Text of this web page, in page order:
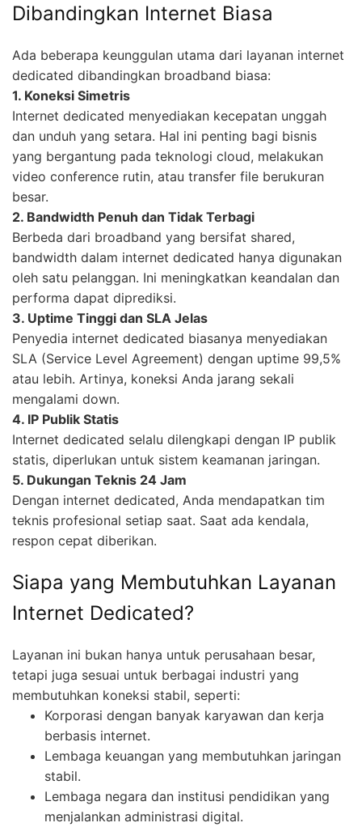
Dibandingkan Internet Biasa
Ada beberapa keunggulan utama dari layanan internet
dedicated dibandingkan broadband biasa:
1. Koneksi Simetris
Internet dedicated menyediakan kecepatan unggah
dan unduh yang setara. Hal ini penting bagi bisnis
yang bergantung pada teknologi cloud, melakukan
video conference rutin, atau transfer file berukuran
besar.
2. Bandwidth Penuh dan Tidak Terbagi
Berbeda dari broadband yang bersifat shared,
bandwidth dalam internet dedicated hanya digunakan
oleh satu pelanggan. Ini meningkatkan keandalan dan
performa dapat diprediksi.
3. Uptime Tinggi dan SLA Jelas
Penyedia internet dedicated biasanya menyediakan
SLA (Service Level Agreement) dengan uptime 99,5%
atau lebih. Artinya, koneksi Anda jarang sekali
mengalami down.
4. IP Publik Statis
Internet dedicated selalu dilengkapi dengan IP publik
statis, diperlukan untuk sistem keamanan jaringan.
5. Dukungan Teknis 24 Jam
Dengan internet dedicated, Anda mendapatkan tim
teknis profesional setiap saat. Saat ada kendala,
respon cepat diberikan.
Siapa yang Membutuhkan Layanan
Internet Dedicated?
Layanan ini bukan hanya untuk perusahaan besar,
tetapi juga sesuai untuk berbagai industri yang
membutuhkan koneksi stabil, seperti:
Korporasi dengan banyak karyawan dan kerja
berbasis internet.
Lembaga keuangan yang membutuhkan jaringan
stabil.
Lembaga negara dan institusi pendidikan yang
menjalankan administrasi digital.